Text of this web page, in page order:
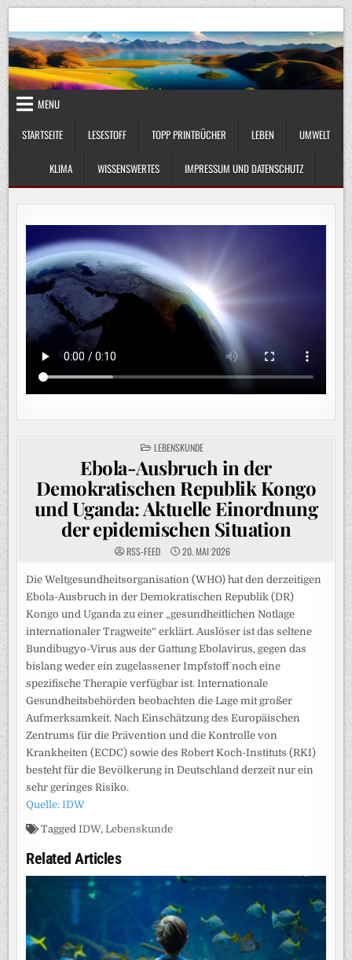
Skip
to
content
UmweltKlima.com
MENU
STARTSEITE
LESESTOFF TOPP PRINTBÜCHER LEBEN UMWELT
KLIMA WISSENSWERTES IMPRESSUM UND DATENSCHUTZ
POSTED
IN
LEBENSKUNDE
Ebola-Ausbruch in der
Demokratischen Republik Kongo
und Uganda: Aktuelle Einordnung
der epidemischen Situation
RSS-FEED 20. MAI 2026
Die Weltgesundheitsorganisation (WHO) hat den derzeitigen
Ebola-Ausbruch in der Demokratischen Republik (DR)
Kongo und Uganda zu einer „gesundheitlichen Notlage
internationaler Tragweite“ erklärt. Auslöser ist das seltene
Bundibugyo-Virus aus der Gattung Ebolavirus, gegen das
bislang weder ein zugelassener Impfstoff noch eine
spezifische Therapie verfügbar ist. Internationale
Gesundheitsbehörden beobachten die Lage mit großer
Aufmerksamkeit. Nach Einschätzung des Europäischen
Zentrums für die Prävention und die Kontrolle von
Krankheiten (ECDC) sowie des Robert Koch-Instituts (RKI)
besteht für die Bevölkerung in Deutschland derzeit nur ein
sehr geringes Risiko.
Quelle: IDW
TaggedIDW,Lebenskunde
Related Articles